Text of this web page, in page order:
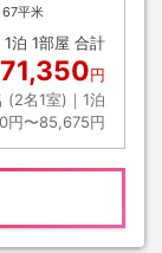
67平米
1泊 1部屋 合計
円
(2名1室)｜ 1泊
円〜85,675円